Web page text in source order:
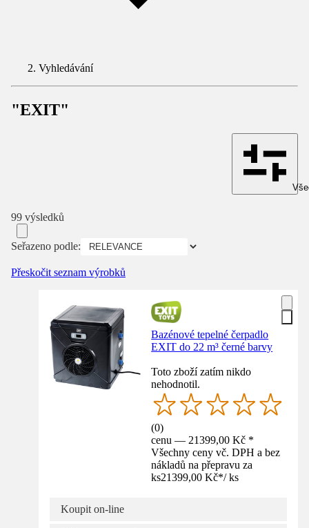
Vyhledávání
"EXIT"
99 výsledků
Seřazeno podle:
Přeskočit seznam výrobků
Bazénové tepelné čerpadlo
EXIT do 22 m³ černé barvy
Toto zboží zatím nikdo
nehodnotil.
(0)
cenu — 21399,00 Kč *
Všechny ceny vč. DPH a bez
nákladů na přepravu za
ks21399,00 Kč*/ ks
Koupit on-line